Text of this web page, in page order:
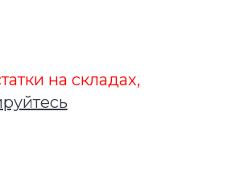
на складах,